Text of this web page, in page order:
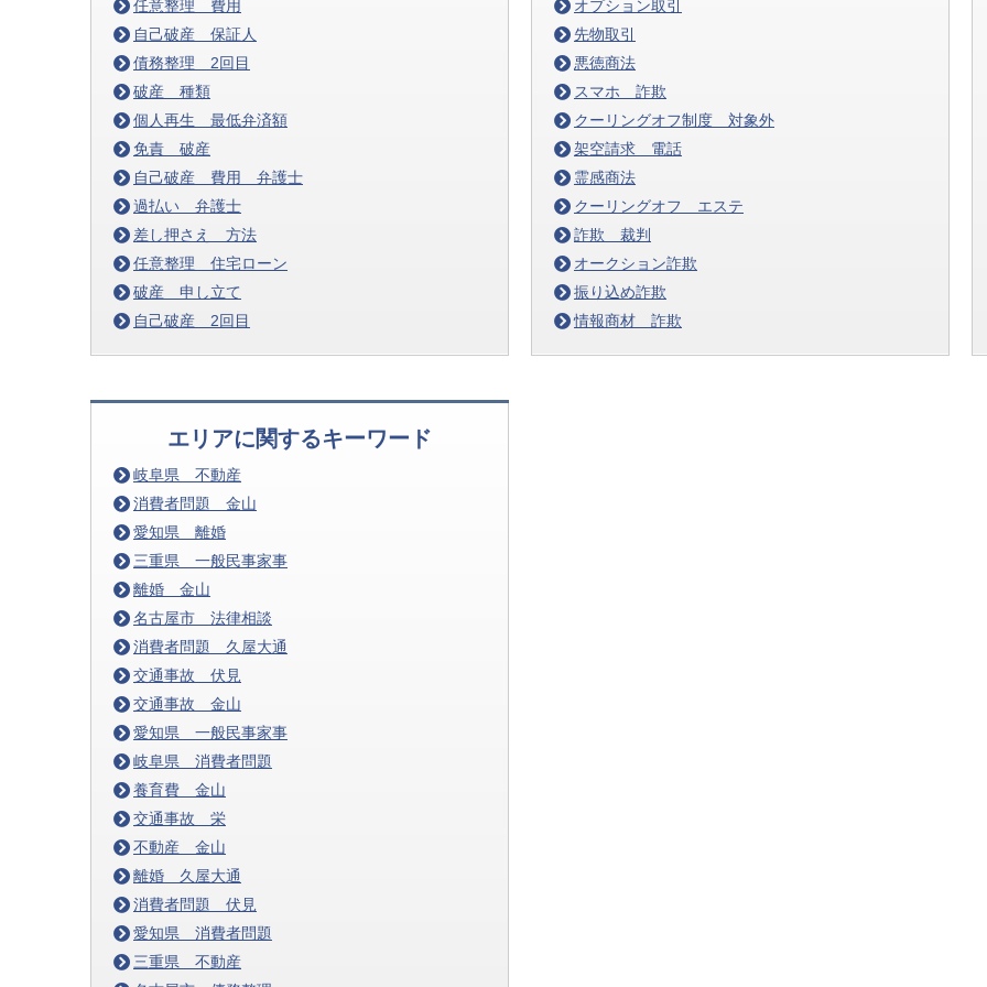
任意整理 費用
自己破産 保証人
債務整理 2回目
破産 種類
個人再生 最低弁済額
免責 破産
自己破産 費用 弁護士
過払い 弁護士
差し押さえ 方法
任意整理 住宅ローン
破産 申し立て
自己破産 2回目
オプション取引
先物取引
悪徳商法
スマホ 詐欺
クーリングオフ制度 対象外
架空請求 電話
霊感商法
クーリングオフ エステ
詐欺 裁判
オークション詐欺
振り込め詐欺
情報商材 詐欺
エリアに関するキーワード
岐阜県 不動産
消費者問題 金山
愛知県 離婚
三重県 一般民事家事
離婚 金山
名古屋市 法律相談
消費者問題 久屋大通
交通事故 伏見
交通事故 金山
愛知県 一般民事家事
岐阜県 消費者問題
養育費 金山
交通事故 栄
不動産 金山
離婚 久屋大通
消費者問題 伏見
愛知県 消費者問題
三重県 不動産